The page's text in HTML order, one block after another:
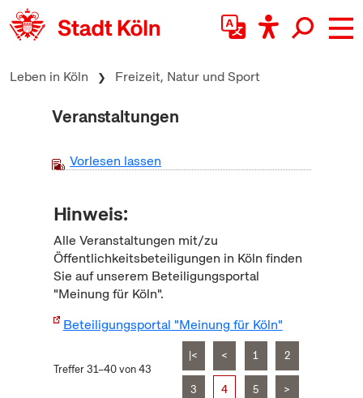
zum Inhalt springen
Leben in Köln Freizeit, Natur und Sport
Veranstaltungen
Vorlesen lassen
Hinweis:
Alle Veranstaltungen mit/zu
Öffentlichkeitsbeteiligungen in Köln finden
Sie auf unserem Beteiligungsportal
"Meinung für Köln".
Beteiligungsportal "Meinung für Köln"
Treffer 31–40 von 43
|< < 1 2
3 4 5 >